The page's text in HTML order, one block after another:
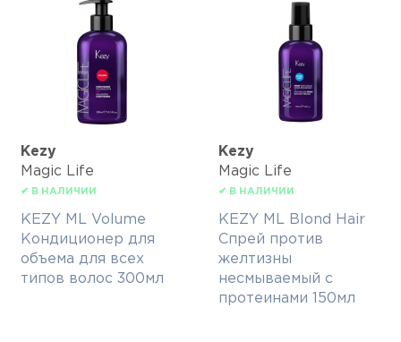
Kezy
Magic Life
✔ В НАЛИЧИИ
KEZY ML Volume
Кондиционер для
объема для всех
типов волос 300мл
Kezy
Magic Life
✔ В НАЛИЧИИ
KEZY ML Blond Hair
Спрей против
желтизны
несмываемый с
протеинами 150мл